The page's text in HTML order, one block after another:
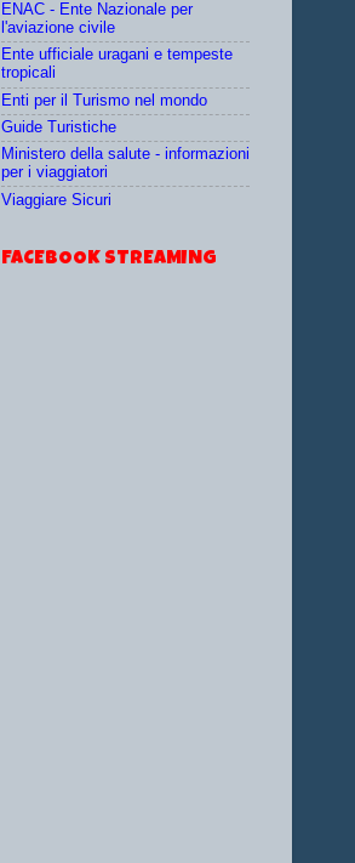
ENAC - Ente Nazionale per
l'aviazione civile
Ente ufficiale uragani e tempeste
tropicali
Enti per il Turismo nel mondo
Guide Turistiche
Ministero della salute - informazioni
per i viaggiatori
Viaggiare Sicuri
FACEBOOK STREAMING